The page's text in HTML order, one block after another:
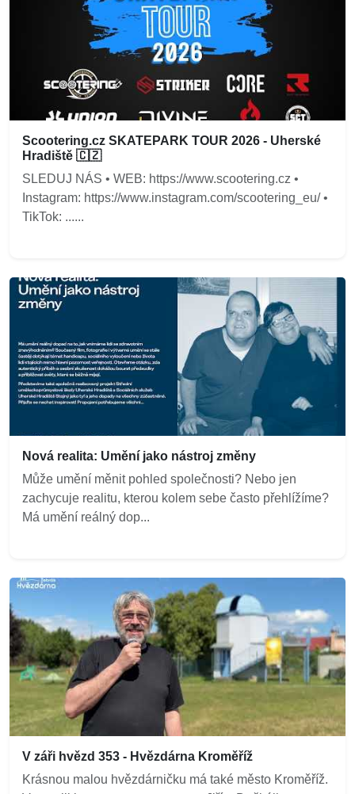
Scootering.cz SKATEPARK TOUR 2026 - Uherské
Hradiště 🇨🇿
SLEDUJ NÁS • WEB: https://www.scootering.cz •
Instagram: https://www.instagram.com/scootering_eu/ •
TikTok: ......
Nová realita: Umění jako nástroj změny
Může umění měnit pohled společnosti? Nebo jen
zachycuje realitu, kterou kolem sebe často přehlížíme?
Má umění reálný dop...
V záři hvězd 353 - Hvězdárna Kroměříž
Krásnou malou hvězdárničku má také město Kroměříž.